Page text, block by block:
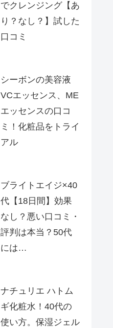
でクレンジング【あ
り？なし？】試した
口コミ
シーボンの美容液
VCエッセンス、ME
エッセンスの口コ
ミ！化粧品をトライ
アル
ブライトエイジ×40
代【18日間】効果
なし？悪い口コミ・
評判は本当？50代
には…
ナチュリエ ハトム
ギ化粧水！40代の
使い方。保湿ジェル